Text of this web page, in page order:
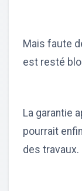
Mais faute
est resté
La garantie
pourrait
des travaux.